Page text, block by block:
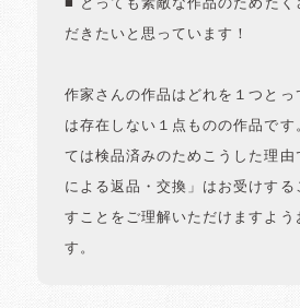
■ とっても素敵な作品のためたく
だきたいと思っています！
作家さんの作品はどれを１つとっ
は存在しない１点ものの作品です
ては検品済みのためこうした理由
による返品・交換」はお受けする
すことをご理解いただけますよう
す。